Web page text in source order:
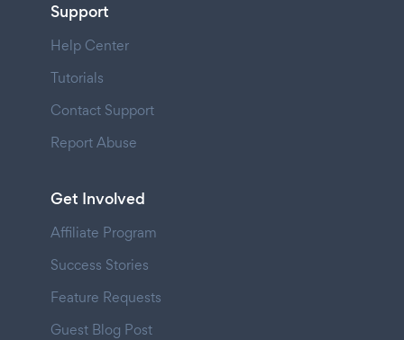
Support
Help Center
Tutorials
Contact Support
Report Abuse
Get Involved
Affiliate Program
Success Stories
Feature Requests
Guest Blog Post